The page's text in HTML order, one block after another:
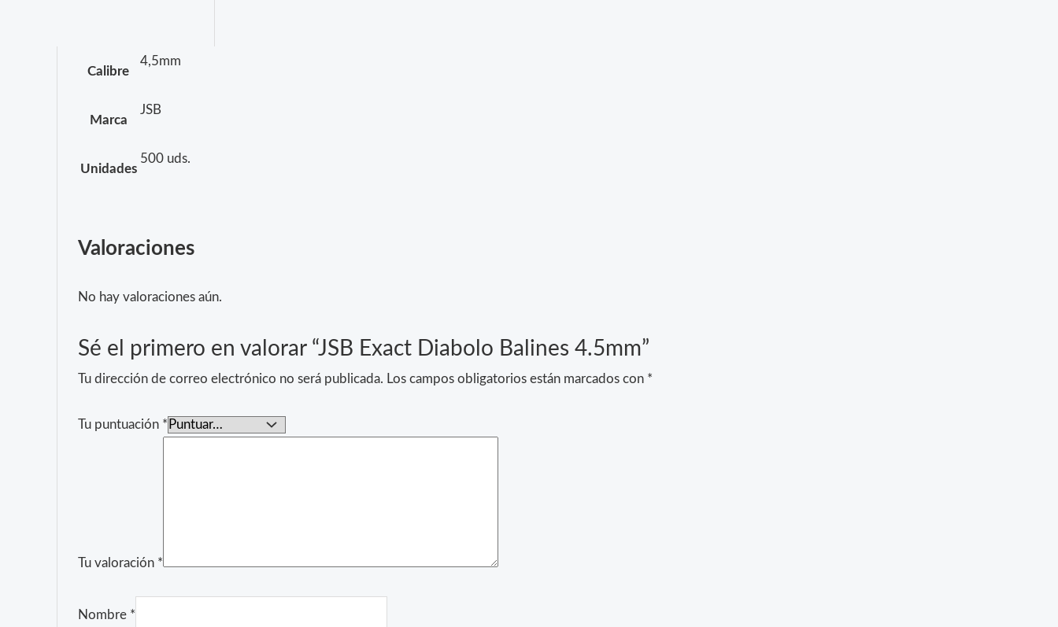
Calibre
4,5mm
Marca
JSB
Unidades
500 uds.
Valoraciones
No hay valoraciones aún.
Sé el primero en valorar “JSB Exact Diabolo Balines 4.5mm”
Tu dirección de correo electrónico no será publicada. Los campos obligatorios están marcados con *
Tu puntuación *
Tu valoración *
Nombre *